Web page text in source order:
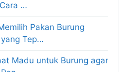
…
Pakan Burung
Tep…
Madu untuk Burung agar